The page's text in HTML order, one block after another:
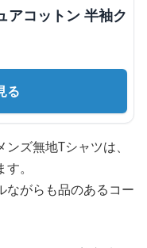
アコットン 半袖ク
る
ズ無地Tシャツは、
。
ながらも品のあるコー